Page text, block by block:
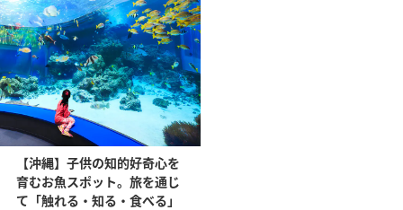
【沖縄】子供の知的好奇心を
育むお魚スポット。旅を通じ
て「触れる・知る・食べる」